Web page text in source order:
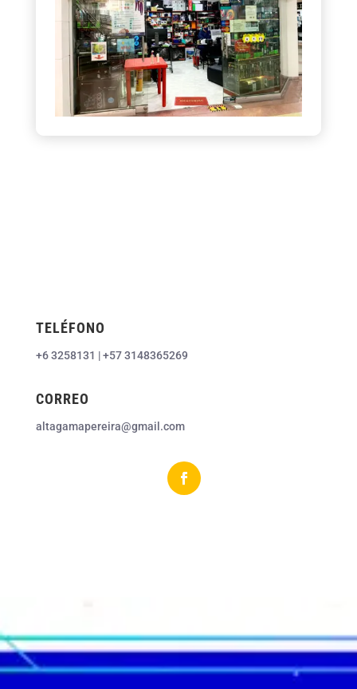
TELÉFONO
+6 3258131 | +57 3148365269
CORREO
altagamapereira@gmail.com